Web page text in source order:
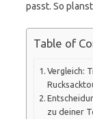
passt. So
Table of
Vergleich:
zu deiner